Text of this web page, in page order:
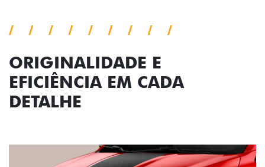
ORIGINALIDADE E
EFICIÊNCIA EM CADA
DETALHE